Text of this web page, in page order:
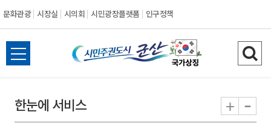
문화관광 시장실 시의회 시민광장플랫폼 인구정책
시
민
전
체
뉴
열
검
색
기
한눈에 서비스 + -